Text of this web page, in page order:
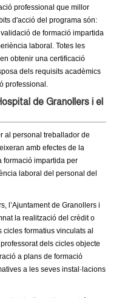
professional que millor
d'acció del programa són:
de formació impartida
laboral. Totes les
obtenir una certificació
dels requisits acadèmics
professional.
de Granollers i el
al personal treballador de
amb efectes de la
formació impartida per
laboral del personal del
l’Ajuntament de Granollers i
la realització del crèdit o
formatius vinculats al
dels cicles objecte
a plans de formació
a les seves instal·lacions